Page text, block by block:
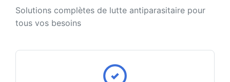
Solutions complètes de lutte antiparasitaire pour
tous vos besoins